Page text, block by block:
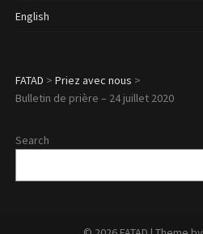
English
FATAD > Priez avec nous >
Bulletin de prière – 24 juillet 2020
Search